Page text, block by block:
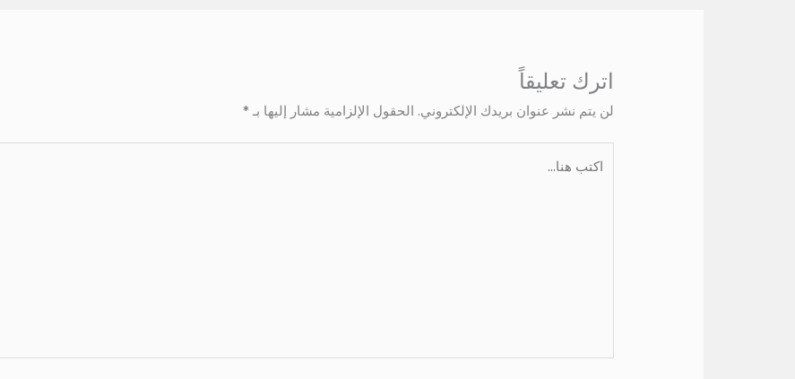
اترك تعليقاً
لن يتم نشر عنوان بريدك الإلكتروني. الحقول الإلزامية مشار إليها بـ*